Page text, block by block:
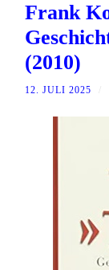
Frank
(2010)
12. JULI 2025